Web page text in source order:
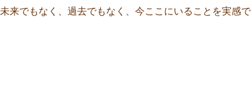
未来でもなく、過去でもなく、今ここにいることを実感